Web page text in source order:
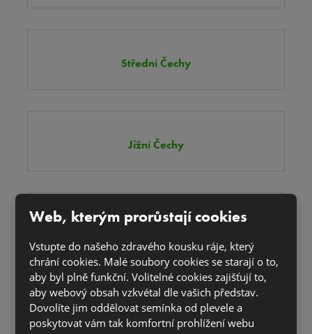
Střední Čechy
Jižní Čechy
Severní Morava a Slezsko
Jižní Morava
Web, kterým prorůstají cookies
Vstupte do našeho zdravého kousku ráje, který
chrání cookies. Malé soubory cookies se starají o to,
aby byl plně funkční. Volitelné cookies zajišťují to,
aby webový obsah vzkvétal dle vašich představ.
Dovolíte jim oddělovat semínka od plevele a
poskytovat vám tak komfortní prohlížení webu